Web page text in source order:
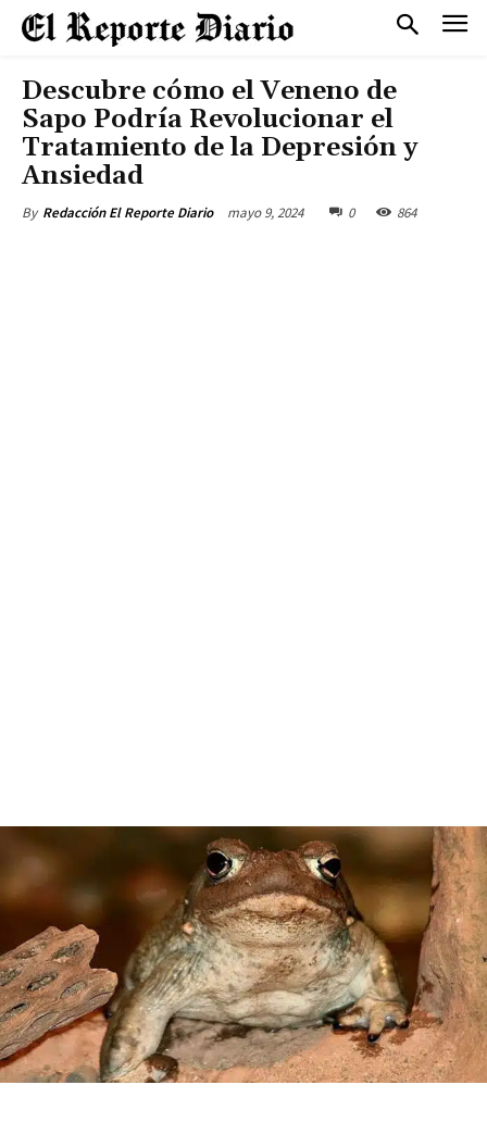
Descubre cómo el Veneno de
Sapo Podría Revolucionar el
Tratamiento de la Depresión y
Ansiedad
By Redacción El Reporte Diario mayo 9, 2024 0 864